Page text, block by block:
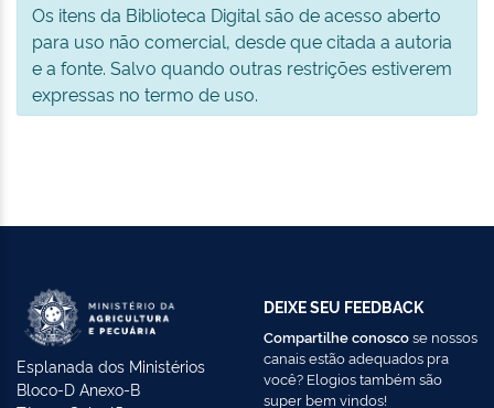
Os itens da Biblioteca Digital são de acesso aberto
para uso não comercial, desde que citada a autoria
e a fonte. Salvo quando outras restrições estiverem
expressas no termo de uso.
Esplanada dos Ministérios
Bloco-D Anexo-B
DEIXE SEU FEEDBACK
Compartilhe conoscose nossos
canais estão adequados pra
você? Elogios também são
super bem vindos!